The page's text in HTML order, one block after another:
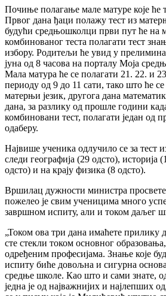
Почиње полагање мале матуре које ће
Првог дана ђаци полажу тест из
будући средњошколци први пут ће на
комбинованог теста полагати тест
избору. Родитељи ће увид у
јуна од 8 часова на порталу Моја
Мала матура ће се полагати 21. 22. и
периоду од 9 до 11 сати, тако што ће
матерњи језик, другога дана
дана, за разлику од прошле години
комбиновани тест, полагати један од
одаберу.
Највише ученика одлучило се за тест
следи географија (29 одсто), историја
одсто) и на крају физика (8 одсто).
Вршилац дужности министра
пожелео је свим ученицима много
завршном испиту, али и током даљег
„Током ова три дана имаћете прилику
сте стекли током основног
одређеним професијама. Знање које
испиту биће довољна и сигурна
средње школе. Као што и сами знате,
једна је од најважнијих и најлепших